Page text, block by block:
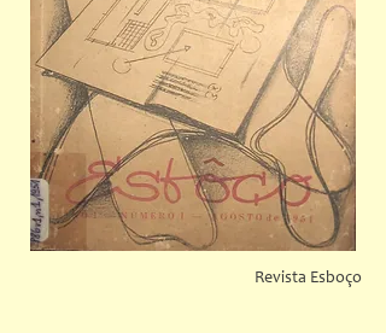
Revista Esboço